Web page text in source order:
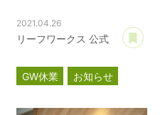
あとで読む
2021.04.26
リーフワークス 公式
GW休業 お知らせ